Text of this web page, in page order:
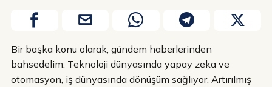
Bir başka konu olarak, gündem haberlerinden
bahsedelim: Teknoloji dünyasında yapay zeka ve
otomasyon, iş dünyasında dönüşüm sağlıyor. Artırılmış